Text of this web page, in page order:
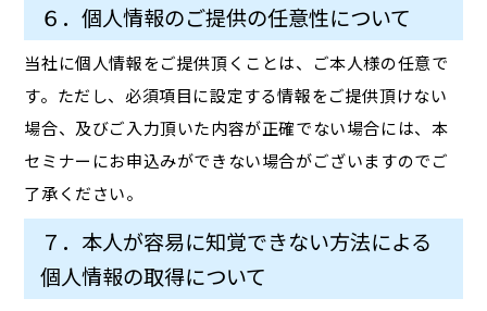
６．個人情報のご提供の任意性について
当社に個人情報をご提供頂くことは、ご本人様の任意で
す。ただし、必須項目に設定する情報をご提供頂けない
場合、及びご入力頂いた内容が正確でない場合には、本
セミナーにお申込みができない場合がございますのでご
了承ください。
７．本人が容易に知覚できない方法による
個人情報の取得について